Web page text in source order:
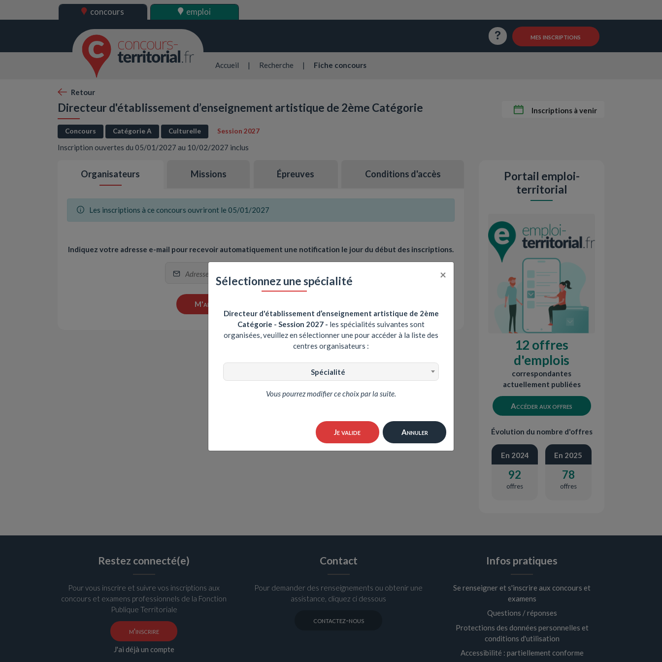
concours emploi
Questions / Réponses
mes inscriptions
Accueil | Recherche | Fiche concours
Retour
Directeur d'établissement d’enseignement artistique de 2ème Catégorie Inscriptions à venir
Concours Catégorie A Culturelle Session 2027
Inscription ouvertes du 05/01/2027 au 10/02/2027 inclus
Organisateurs Missions Épreuves Conditions d'accès
Les inscriptions à ce concours ouvriront le 05/01/2027
Indiquez votre adresse e-mail pour recevoir automatiquement une notification le jour du début des inscriptions.
M'alerter de l'ouverture des inscriptions
Portail emploi-
territorial
12 offres
d'emplois
correspondantes
actuellement publiées
Accéder aux offres
Évolution du nombre d'offres
En 2024
92
offres
En 2025
78
offres
Restez connecté(e)
Pour vous inscrire et suivre vos inscriptions aux
concours et examens professionnels de la Fonction
Publique Territoriale
m'inscrire
J'ai déjà un compte
Contact
Pour demander des renseignements ou obtenir une
assistance, cliquez ci dessous
contactez-nous
Infos pratiques
Se renseigner et s'inscrire aux concours et
examens
Questions / réponses
Protections des données personnelles et
conditions d'utilisation
Accessibilité : partiellement conforme
Sélectionnez une spécialité ×
Directeur d'établissement d’enseignement artistique de 2ème
Catégorie - Session 2027 - les spécialités suivantes sont
organisées, veuillez en sélectionner une pour accéder à la liste des
centres organisateurs :
Spécialité
Vous pourrez modifier ce choix par la suite.
Je valide Annuler